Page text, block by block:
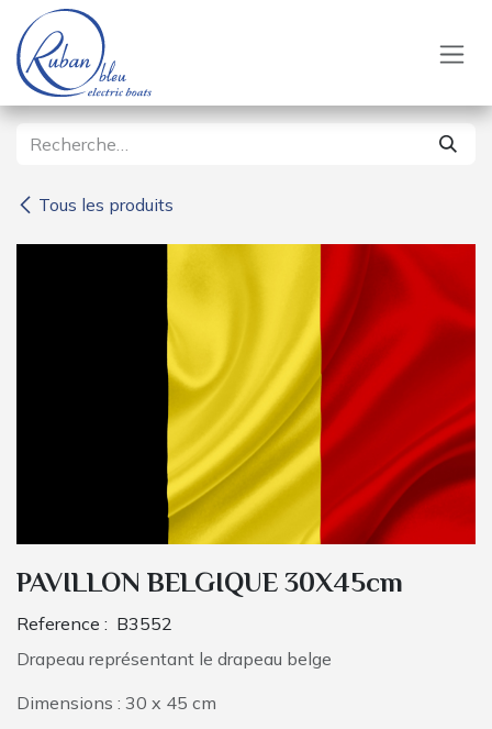
Se rendre au contenu
Tous les produits
PAVILLON BELGIQUE 30X45cm
Reference : B3552
Drapeau représentant le drapeau belge
Dimensions : 30 x 45 cm